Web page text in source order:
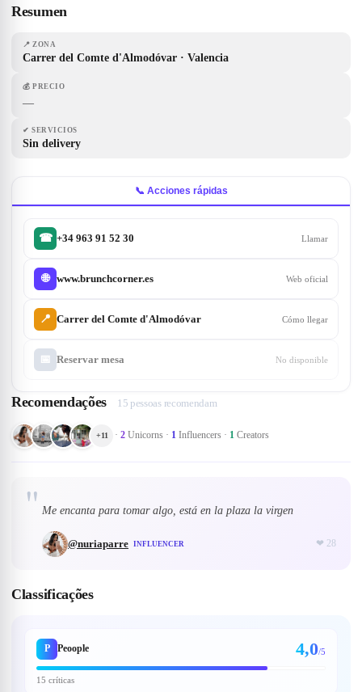
Resumen
📍 ZONA
Carrer del Comte d'Almodóvar · Valencia
💰 PRECIO
—
✔ SERVICIOS
Sin delivery
📞 Acciones rápidas
☎ +34 963 91 52 30 Llamar
🌐 www.brunchcorner.es Web oficial
📍 Carrer del Comte d'Almodóvar Cómo llegar
📅 Reservar mesa No disponible
Recomendações 15 pessoas recomendam
+11 · 2 Unicorns · 1 Influencers · 1 Creators
" Me encanta para tomar algo, está en la plaza la virgen
@nuriaparre INFLUENCER ❤ 28
Classificações
P Peoople 4,0/5
15 críticas